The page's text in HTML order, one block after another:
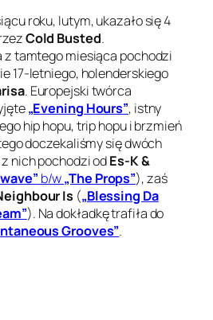
roku, lutym, ukazało się 4
Cold Busted.
z tamtego miesiąca pochodzi
17-letniego, holenderskiego
. Europejski twórca
„Evening Hours”, istny
hip hopu, trip hopu i brzmień
doczekaliśmy się dwóch
nich pochodzi odEs-K &
b/w„The Props”), zaś
Is („Blessing Da
). Na dokładkę trafiła do
Grooves”.